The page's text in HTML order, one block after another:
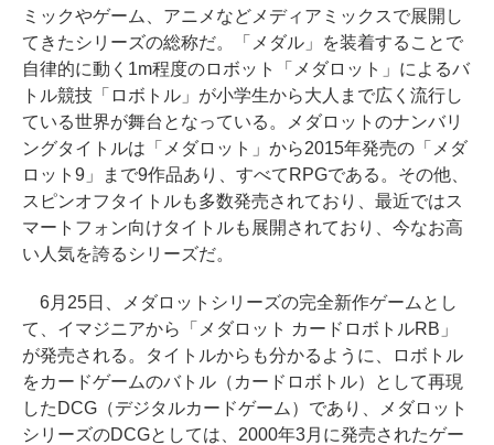
ミックやゲーム、アニメなどメディアミックスで展開し
てきたシリーズの総称だ。「メダル」を装着することで
自律的に動く1m程度のロボット「メダロット」によるバ
トル競技「ロボトル」が小学生から大人まで広く流行し
ている世界が舞台となっている。メダロットのナンバリ
ングタイトルは「メダロット」から2015年発売の「メダ
ロット9」まで9作品あり、すべてRPGである。その他、
スピンオフタイトルも多数発売されており、最近ではス
マートフォン向けタイトルも展開されており、今なお高
い人気を誇るシリーズだ。
6月25日、メダロットシリーズの完全新作ゲームとし
て、イマジニアから「メダロット カードロボトルRB」
が発売される。タイトルからも分かるように、ロボトル
をカードゲームのバトル（カードロボトル）として再現
したDCG（デジタルカードゲーム）であり、メダロット
シリーズのDCGとしては、2000年3月に発売されたゲー